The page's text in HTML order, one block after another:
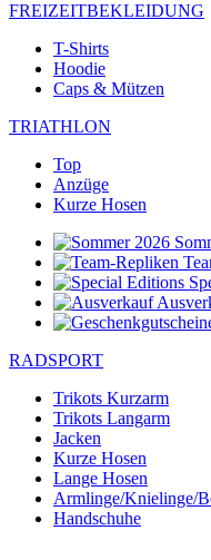
FREIZEITBEKLEIDUNG
T-Shirts
Hoodie
Caps & Mützen
TRIATHLON
Top
Anzüge
Kurze Hosen
RADSPORT
Trikots Kurzarm
Trikots Langarm
Jacken
Kurze Hosen
Lange Hosen
Armlinge/Knielinge/
Handschuhe